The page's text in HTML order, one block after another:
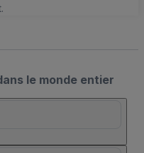
le monde entier